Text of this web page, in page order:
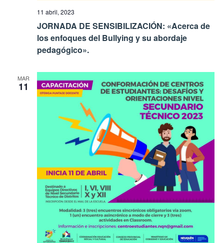
11 abril, 2023
JORNADA DE SENSIBILIZACIÓN: «Acerca de
los enfoques del Bullying y su abordaje
pedagógico».
MAR
11